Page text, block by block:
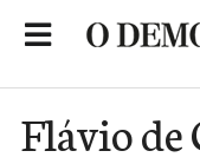
Flávio de